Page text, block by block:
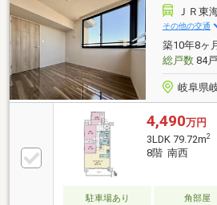
円）・ペット飼育可能（飼育
な宅配ボックス・来客用駐車場
ＪＲ東
その他の交通
築10年8ヶ
総戸数84戸
岐阜県
4,490万円
3LDK 79.72m2
8階 南西
駐車場あり 角部屋